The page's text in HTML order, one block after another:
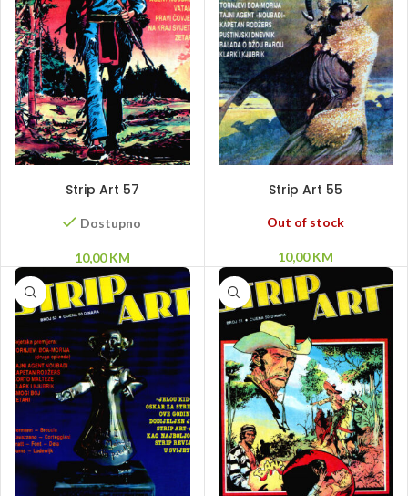
Strip Art 57
Dostupno
10,00KM
Strip Art 55
Out of stock
10,00KM